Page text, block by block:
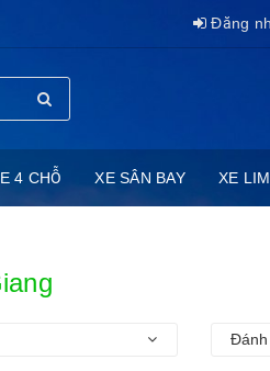
Đăng
4 CHỖ XE SÂN BAY XE
Đánh